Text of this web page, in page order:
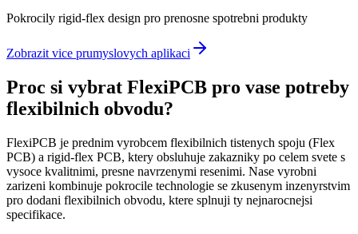
Pokrocily rigid-flex design pro prenosne spotrebni produkty
Zobrazit vice prumyslovych aplikaci
Proc si vybrat FlexiPCB pro vase potreby
flexibilnich obvodu?
FlexiPCB je prednim vyrobcem flexibilnich tistenych spoju (Flex
PCB) a rigid-flex PCB, ktery obsluhuje zakazniky po celem svete s
vysoce kvalitnimi, presne navrzenymi resenimi. Nase vyrobni
zarizeni kombinuje pokrocile technologie se zkusenym inzenyrstvim
pro dodani flexibilnich obvodu, ktere splnuji ty nejnarocnejsi
specifikace.